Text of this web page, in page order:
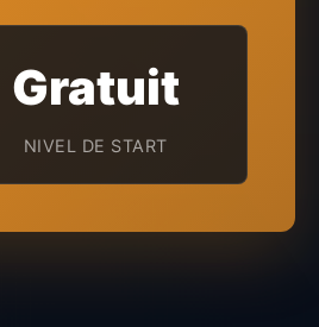
Gratuit
NIVEL DE START